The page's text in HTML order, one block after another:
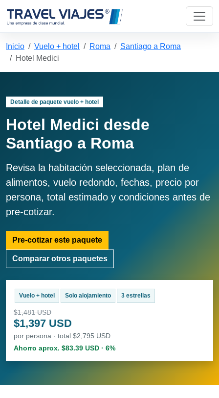
Inicio Vuelo + hotel Roma
Santiago a Roma
Hotel Medici
Detalle de paquete vuelo + hotel
Hotel Medici desde
Santiago a Roma
Revisa la habitación seleccionada, plan de
alimentos, vuelo redondo, fechas, precio por
persona, total estimado y condiciones antes de
pre-cotizar.
Pre-cotizar este paquete
Comparar otros paquetes
Vuelo + hotel Solo alojamiento 3 estrellas
$1,481 USD
$1,397 USD
por persona · total $2,795 USD
Ahorro aprox. $83.39 USD · 6%